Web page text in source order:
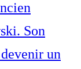
Son
un